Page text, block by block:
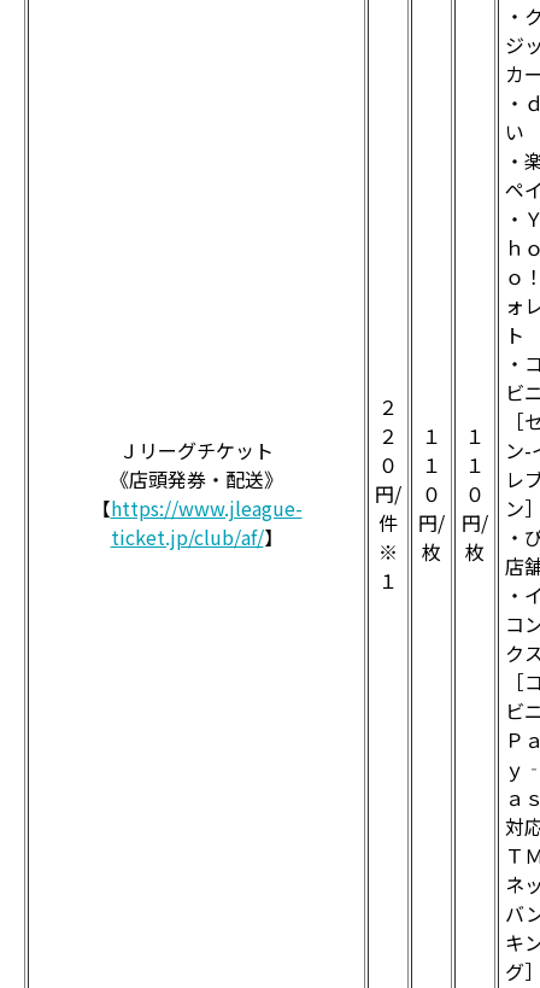
Ｊリーグチケット
《店頭発券・配送》
【https://www.jleague-
ticket.jp/club/af/】
２
２
０
円/
件
※
１
１
１
０
円/
枚
１
１
０
円/
枚
・
ジ
カ
・
い
・
ペ
・
ｈ
ｏ
ォ
ト
・
ビ
［
ン-
レ
ン
・
店
・
コ
ク
［
ビ
Ｐ
ｙ
ａ
対
Ｔ
ネ
バ
キ
グ